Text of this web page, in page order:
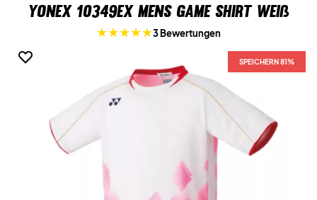
Yonex 10349EX Mens Game Shirt Weiß
3 Bewertungen
SPEICHERN 81%